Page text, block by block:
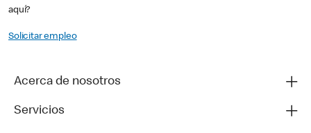
aquí?
Solicitar empleo
Acerca de nosotros
Servicios